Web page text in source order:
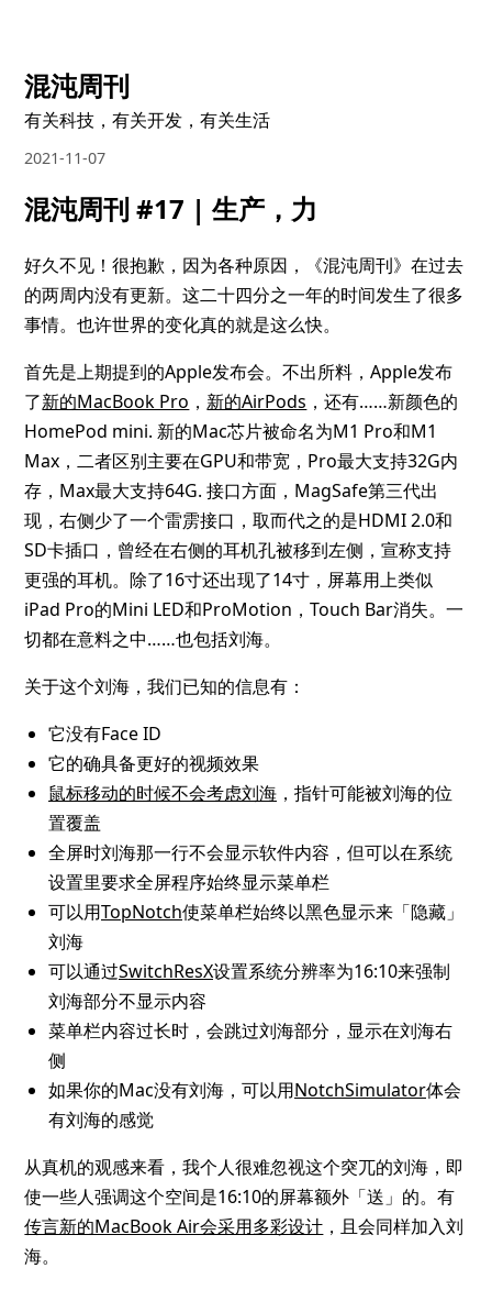
混沌周刊
有关科技，有关开发，有关生活
2021-11-07
混沌周刊 #17 | 生产，力
好久不见！很抱歉，因为各种原因，《混沌周刊》在过去
的两周内没有更新。这二十四分之一年的时间发生了很多
事情。也许世界的变化真的就是这么快。
首先是上期提到的Apple发布会。不出所料，Apple发布
了新的MacBook Pro ， 新的AirPods ，还有……新颜色的
HomePod mini. 新的Mac芯片被命名为M1 Pro和M1
Max，二者区别主要在GPU和带宽，Pro最大支持32G内
存，Max最大支持64G. 接口方面，MagSafe第三代出
现，右侧少了一个雷雳接口，取而代之的是HDMI 2.0和
SD卡插口，曾经在右侧的耳机孔被移到左侧，宣称支持
更强的耳机。除了16寸还出现了14寸，屏幕用上类似
iPad Pro的Mini LED和ProMotion，Touch Bar消失。一
切都在意料之中……也包括刘海。
关于这个刘海，我们已知的信息有：
它没有Face ID
它的确具备更好的视频效果
鼠标移动的时候不会考虑刘海 ，指针可能被刘海的位
置覆盖
全屏时刘海那一行不会显示软件内容，但可以在系统
设置里要求全屏程序始终显示菜单栏
可以用TopNotch使菜单栏始终以黑色显示来「隐藏」
刘海
可以通过SwitchResX设置系统分辨率为16:10来强制
刘海部分不显示内容
菜单栏内容过长时，会跳过刘海部分，显示在刘海右
侧
如果你的Mac没有刘海，可以用NotchSimulator体会
有刘海的感觉
从真机的观感来看，我个人很难忽视这个突兀的刘海，即
使一些人强调这个空间是16:10的屏幕额外「送」的。有
传言新的MacBook Air会采用多彩设计 ，且会同样加入刘
海。